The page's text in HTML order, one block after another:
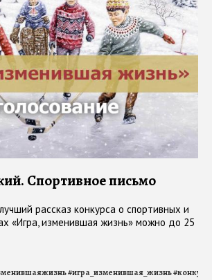
Спортивное письмо
рассказ конкурса о спортивных и
«Игра, изменившая жизнь» можно до 25
#игра_изменившая_жизнь#